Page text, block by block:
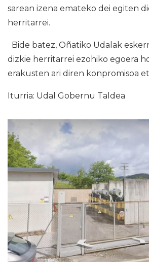
sarean izena emateko dei egiten
herritarrei.
Bide batez, Oñatiko Udalak
dizkie herritarrei ezohiko egoera
erakusten ari diren konpromisoa
Iturria: Udal Gobernu Taldea